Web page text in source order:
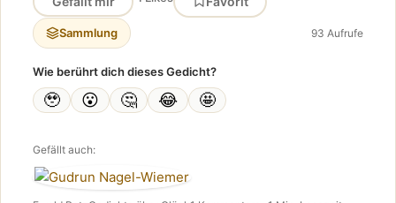
Sammlung 93 Aufrufe
Wie berührt dich dieses Gedicht?
🥹 😮 🤔 😂 🤩
Gefällt auch: